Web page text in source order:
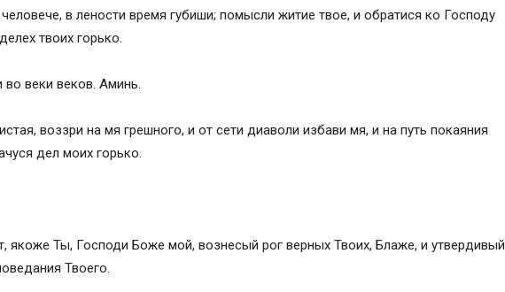
в повседневной жизни
в лености время губиши; помысли житие твое, и обратися ко Господу
твоих горько.
веки веков. Аминь.
воззри на мя грешного, и от сети диаволи избави мя, и на путь покаяния
дел моих горько.
якоже Ты, Господи Боже мой, вознесый рог верных Твоих, Блаже, и утвердивый
Твоего.